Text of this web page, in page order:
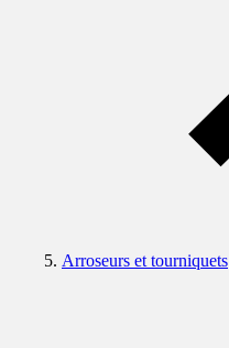
Arroseurs et tourniquets